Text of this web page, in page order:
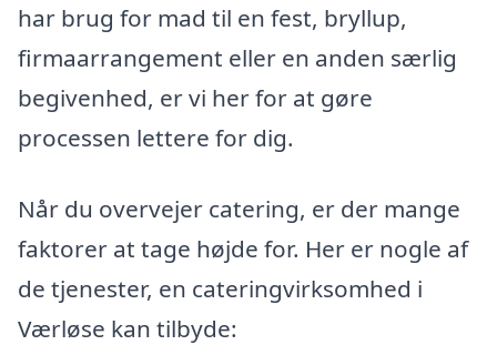
har brug for mad til en fest, bryllup,
firmaarrangement eller en anden særlig
begivenhed, er vi her for at gøre
processen lettere for dig.
Når du overvejer catering, er der mange
faktorer at tage højde for. Her er nogle af
de tjenester, en cateringvirksomhed i
Værløse kan tilbyde: